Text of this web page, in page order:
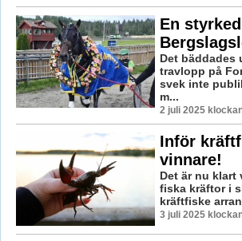
En
Det bäddades
travlopp på
svek inte
m...
2 juli 2025
Inför
vinnare!
Det är nu klart
fiska kräftor i
kräftfiske
3 juli 2025